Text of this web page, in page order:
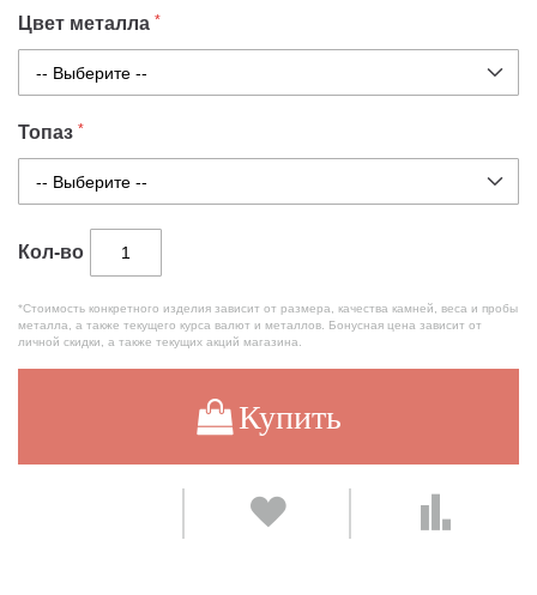
Цвет металла
Топаз
Кол-во
*Стоимость конкретного изделия зависит от размера, качества камней, веса и пробы
металла, а также текущего курса валют и металлов. Бонусная цена зависит от
личной скидки, а также текущих акций магазина.
Купить